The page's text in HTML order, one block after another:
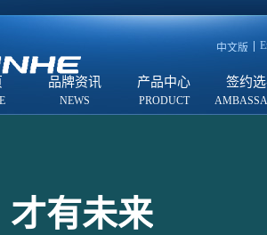
中文版
品牌资讯 产品中心 签约
才有未来